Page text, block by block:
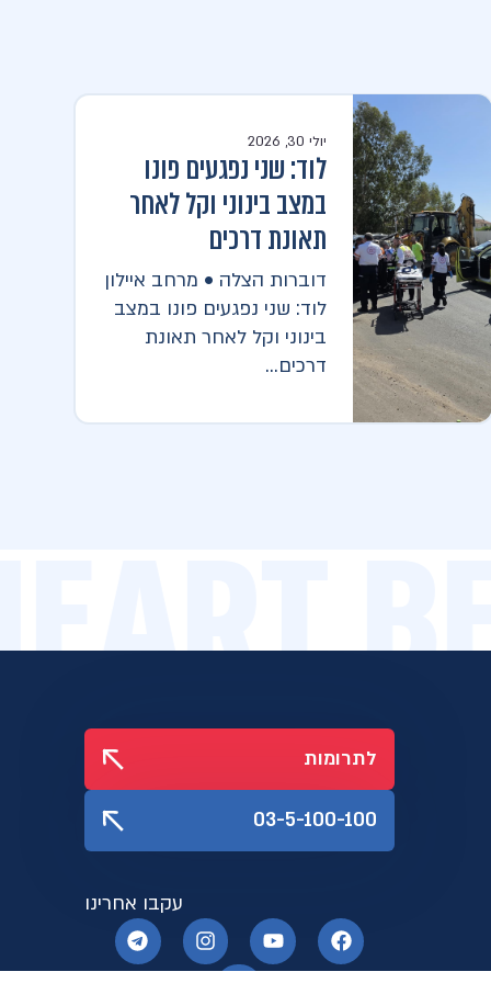
יולי 30, 2026
לוד: שני נפגעים פונו
במצב בינוני וקל לאחר
תאונת דרכים
דוברות הצלה • מרחב איילון
לוד: שני נפגעים פונו במצב
בינוני וקל לאחר תאונת
דרכים...
לתרומות
03-5-100-100
עקבו אחרינו